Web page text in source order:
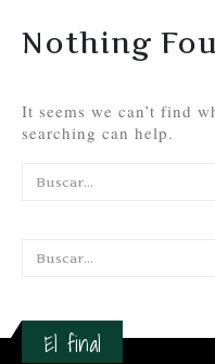
Nothing
It seems we can’t find
searching can help.
El final